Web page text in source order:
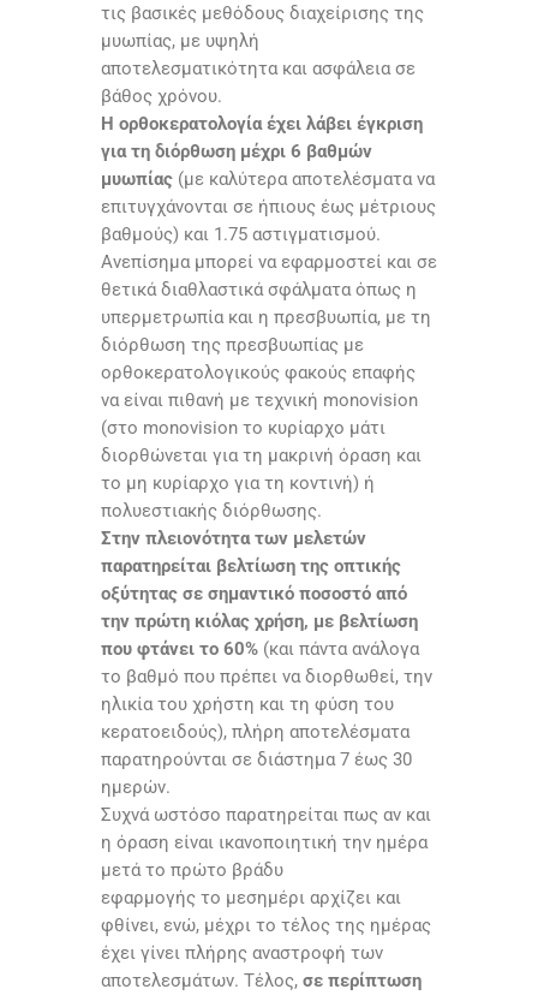
τις βασικές μεθόδους διαχείρισης της
μυωπίας, με υψηλή
αποτελεσματικότητα και ασφάλεια σε
βάθος χρόνου.
Η ορθοκερατολογία έχει λάβει έγκριση
για τη διόρθωση μέχρι 6 βαθμών
μυωπίας (με καλύτερα αποτελέσματα να
επιτυγχάνονται σε ήπιους έως μέτριους
βαθμούς) και 1.75 αστιγματισμού.
Ανεπίσημα μπορεί να εφαρμοστεί και σε
θετικά διαθλαστικά σφάλματα όπως η
υπερμετρωπία και η πρεσβυωπία, με τη
διόρθωση της πρεσβυωπίας με
ορθοκερατολογικούς φακούς επαφής
να είναι πιθανή με τεχνική monovision
(στο monovision το κυρίαρχο μάτι
διορθώνεται για τη μακρινή όραση και
το μη κυρίαρχο για τη κοντινή) ή
πολυεστιακής διόρθωσης.
Στην πλειονότητα των μελετών
παρατηρείται βελτίωση της οπτικής
οξύτητας σε σημαντικό ποσοστό από
την πρώτη κιόλας χρήση, με βελτίωση
που φτάνει το 60% (και πάντα ανάλογα
το βαθμό που πρέπει να διορθωθεί, την
ηλικία του χρήστη και τη φύση του
κερατοειδούς), πλήρη αποτελέσματα
παρατηρούνται σε διάστημα 7 έως 30
ημερών.
Συχνά ωστόσο παρατηρείται πως αν και
η όραση είναι ικανοποιητική την ημέρα
μετά το πρώτο βράδυ
εφαρμογής το μεσημέρι αρχίζει και
φθίνει, ενώ, μέχρι το τέλος της ημέρας
έχει γίνει πλήρης αναστροφή των
αποτελεσμάτων. Τέλος, σε περίπτωση